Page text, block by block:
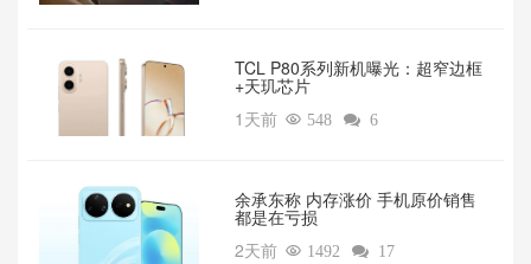
TCL P80系列新机曝光：超窄边框
+天玑芯片
1天前  548  6
余承东称 内存涨价 手机原价销售
都是在亏损
2天前  1492  17